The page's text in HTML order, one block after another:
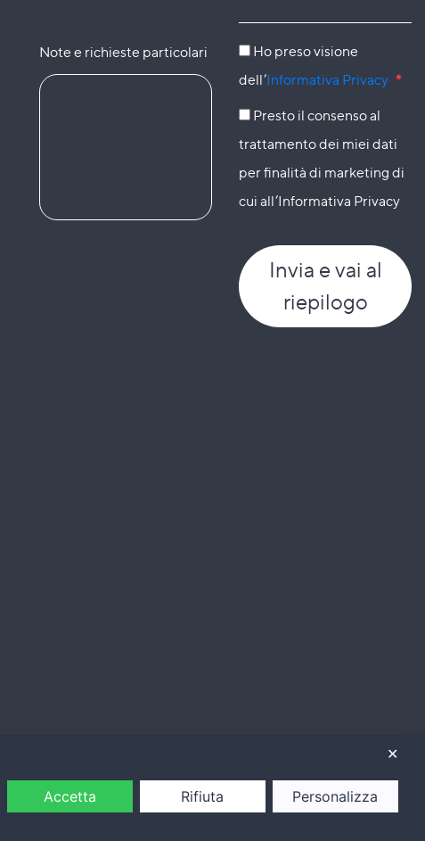
Note e richieste particolari
Ho preso visione
dell’Informativa Privacy *
Presto il consenso al
trattamento dei miei dati
per finalità di marketing di
cui all’Informativa Privacy
Invia e vai al
riepilogo
✕
Accetta Rifiuta Personalizza